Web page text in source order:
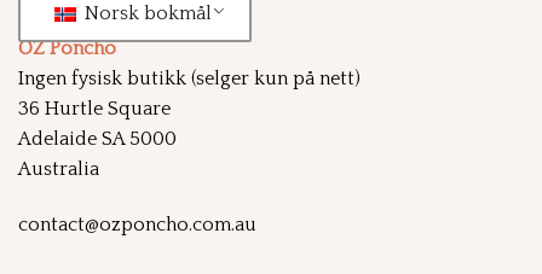
Norsk bokmål
OZ Poncho
Ingen fysisk butikk (selger kun på nett)
36 Hurtle Square
Adelaide SA 5000
Australia
contact@ozponcho.com.au